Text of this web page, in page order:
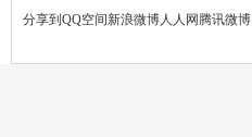
分享到 QQ空间新浪微博人人网 腾讯微博